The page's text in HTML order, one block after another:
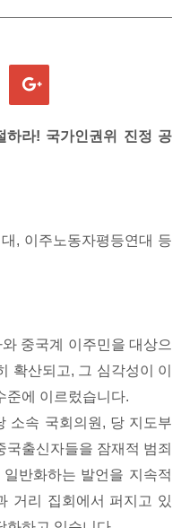
하라! 국가인권위 진정 공
, 이주노동자평등연대 등
중국계 이주민을 대상으
확산되고, 그 심각성이 이
준에 이르렀습니다.
소속 국회의원, 당 지도부
출신자들을 잠재적 범죄
반화하는 발언을 지속적
거리 집회에서 퍼지고 있